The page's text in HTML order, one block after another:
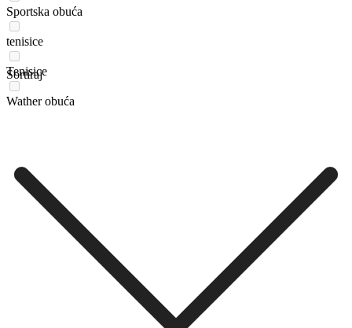
Sportska obuća
tenisice
Tenisice
Wather obuća
Sortiraj